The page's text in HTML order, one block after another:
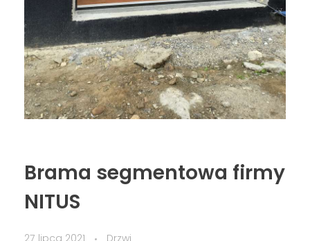
Brama segmentowa firmy
NITUS